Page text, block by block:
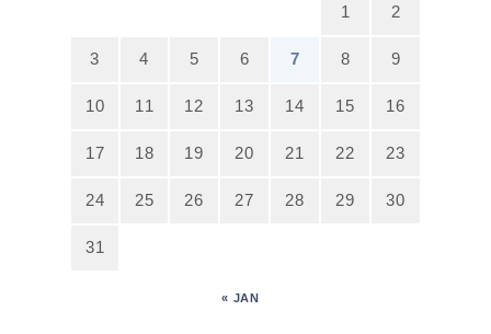
1 2
3 4 5 6 7 8 9
10 11 12 13 14 15 16
17 18 19 20 21 22 23
24 25 26 27 28 29 30
31
« JAN